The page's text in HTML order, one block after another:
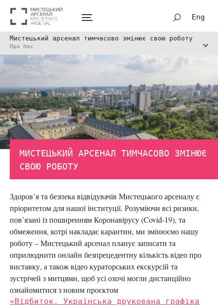
Eng
Мистецький арсенал тимчасово змінює свою роботу
Про Нас
МИСТЕЦЬКИЙ АРСЕНАЛ ТИМЧАСОВО ЗМІНЮЄ
СВОЮ РОБОТУ
Здоров’я та безпека відвідувачів Мистецького арсеналу є
пріоритетом для нашої інституції. Розуміючи всі ризики,
пов’язані із поширеннямКоронавірусу (Covid-19), та
обмеження, котрі накладає карантин, ми змінюємо нашу
роботу –Мистецький арсенал планує записати та
оприлюднити онлайн безпрецедентну кількість відео про
виставку, а також відео кураторських екскурсій та
зустрічей з митцями, щоб усі охочі могли дистанційно
ознайомитися з новим проєктом
«Відбиток. Українська друкована графіка